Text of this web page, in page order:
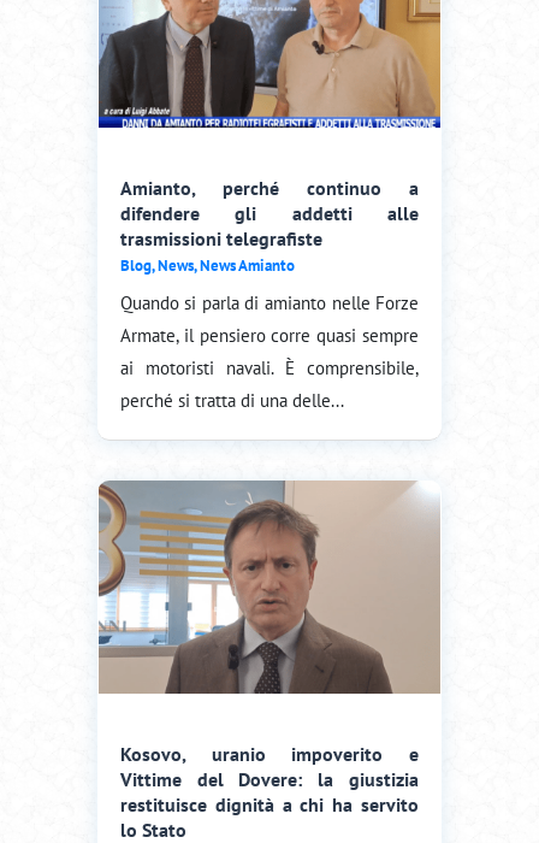
Amianto, perché continuo a
difendere gli addetti alle
trasmissioni telegrafiste
Blog,News,News Amianto
Quando si parla di amianto nelle Forze
Armate, il pensiero corre quasi sempre
ai motoristi navali. È comprensibile,
perché si tratta di una delle...
Kosovo, uranio impoverito e
Vittime del Dovere: la giustizia
restituisce dignità a chi ha servito
lo Stato